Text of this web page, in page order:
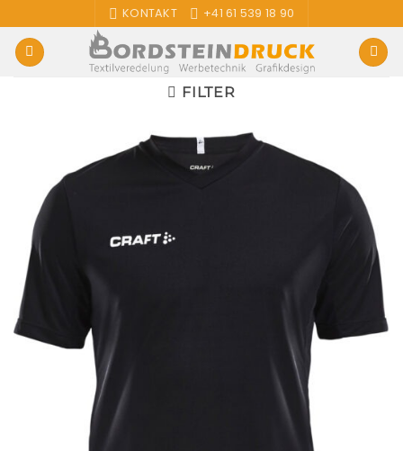
Inhalt
springen
KONTAKT +41 61 539 18 90
FILTER